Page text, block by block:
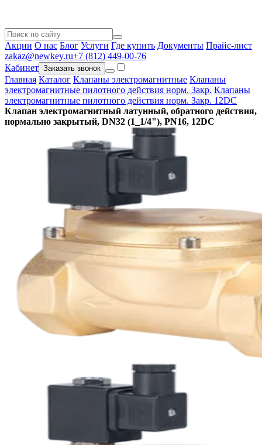
Акции О нас Блог Услуги Где купить Документы Прайс-лист
zakaz@newkey.ru+7 (812) 449-00-76
Кабинет Заказать звонок
Главная Каталог Клапаны электромагнитные Клапаны
электромагнитные пилотного действия норм. Закр. Клапаны
электромагнитные пилотного действия норм. Закр. 12DC
Клапан электромагнитный латунный, обратного действия,
нормально закрытый, DN32 (1_1/4"), PN16, 12DC